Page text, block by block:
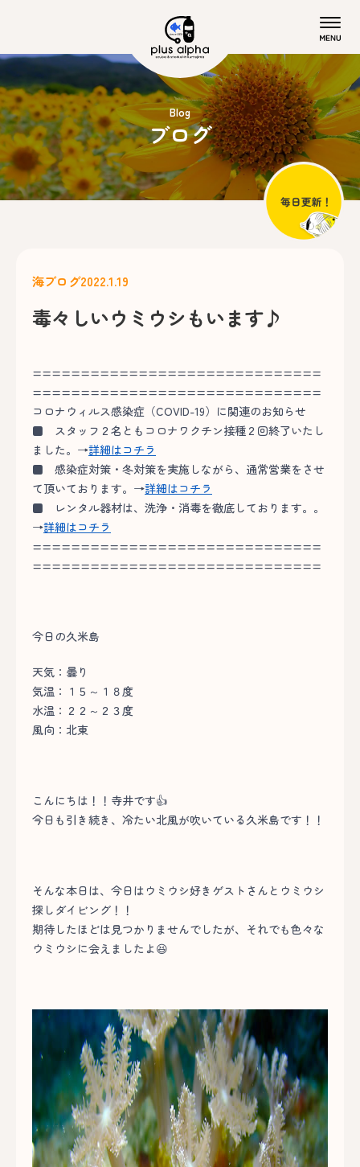
Blog
ブログ
海ブログ2022.1.19
毒々しいウミウシもいます♪
==============================
==============================
コロナウィルス感染症（COVID-19）に関連のお知らせ
■ スタッフ２名ともコロナワクチン接種２回終了いたし
ました。→詳細はコチラ
■ 感染症対策・冬対策を実施しながら、通常営業をさせ
て頂いております。→詳細はコチラ
■ レンタル器材は、洗浄・消毒を徹底しております。。
→詳細はコチラ
==============================
==============================
今日の久米島
天気：曇り
気温：１５～１８度
水温：２２～２３度
風向：北東
こんにちは！！寺井です👍
今日も引き続き、冷たい北風が吹いている久米島です！！
そんな本日は、今日はウミウシ好きゲストさんとウミウシ
探しダイビング！！
期待したほどは見つかりませんでしたが、それでも色々な
ウミウシに会えましたよ😆